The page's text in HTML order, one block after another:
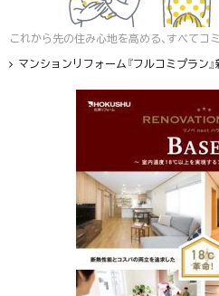
これから先の住み心地を高める、すべてコ
マンションリフォーム『フルコミプラン』